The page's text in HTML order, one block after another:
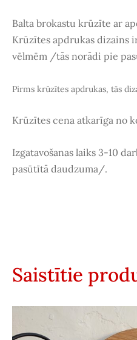
Balta brokastu krūzīte ar
Krūzītes apdrukas dizains
vēlmēm /tās norādi pie
Pirms krūzītes apdrukas, tās
Krūzītes cena atkarīga no
Izgatavošanas laiks 3-10
pasūtītā daudzuma/.
Saistītie